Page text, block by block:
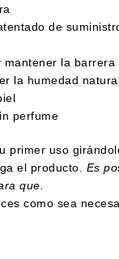
de
la
la humedad
perfume
primer uso
el producto. Es
que.
como sea